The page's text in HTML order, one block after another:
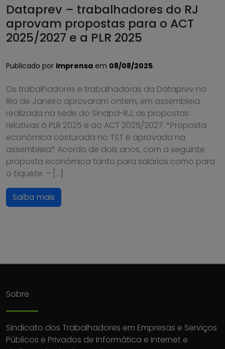
Dataprev – trabalhadores do RJ
aprovam propostas para o ACT
2025/2027 e a PLR 2025
Publicado por Imprensa em 08/08/2025.
Os trabalhadores e trabalhadoras da Dataprev no
Rio de Janeiro aprovaram ontem, em assembleia
realizada na sede do Sindpd-RJ, as propostas
relativas à PLR 2025 e ao ACT 2025/2027. *Proposta
econômica costurada no TST é aprovada na
assembleia* Acordo de dois anos, com a seguinte
proposta econômica tanto para salários como para
o tíquete: – […]
Saiba mais
Sobre
Sindicato dos Trabalhadores em Empresas e Serviços
Públicos e Privados de Informática e Internet e